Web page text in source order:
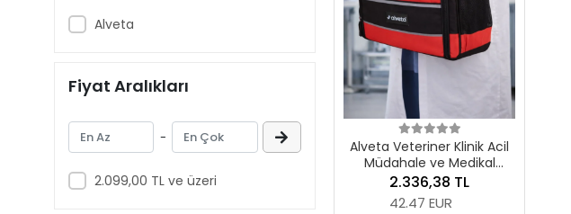
Alveta
Fiyat Aralıkları
-
2.099,00 TL ve üzeri
Alveta Veteriner Klinik Acil
Müdahale ve Medikal
Malzeme Taşıma Ekipman
Çantası(BOŞ ÇANTA)
2.336,38 TL
42.47 EUR